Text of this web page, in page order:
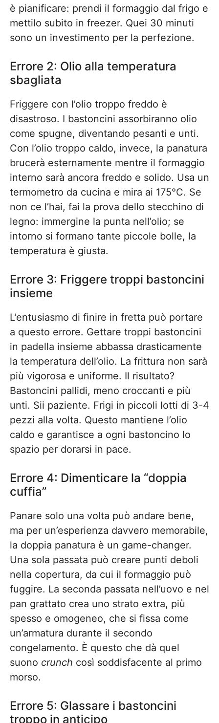
è pianificare: prendi il formaggio dal frigo e
mettilo subito in freezer. Quei 30 minuti
sono un investimento per la perfezione.
Errore 2: Olio alla temperatura
sbagliata
Friggere con l’olio troppo freddo è
disastroso. I bastoncini assorbiranno olio
come spugne, diventando pesanti e unti.
Con l’olio troppo caldo, invece, la panatura
brucerà esternamente mentre il formaggio
interno sarà ancora freddo e solido. Usa un
termometro da cucina e mira ai 175°C. Se
non ce l’hai, fai la prova dello stecchino di
legno: immergine la punta nell’olio; se
intorno si formano tante piccole bolle, la
temperatura è giusta.
Errore 3: Friggere troppi bastoncini
insieme
L’entusiasmo di finire in fretta può portare
a questo errore. Gettare troppi bastoncini
in padella insieme abbassa drasticamente
la temperatura dell’olio. La frittura non sarà
più vigorosa e uniforme. Il risultato?
Bastoncini pallidi, meno croccanti e più
unti. Sii paziente. Frigi in piccoli lotti di 3-4
pezzi alla volta. Questo mantiene l’olio
caldo e garantisce a ogni bastoncino lo
spazio per dorarsi in pace.
Errore 4: Dimenticare la “doppia
cuffia”
Panare solo una volta può andare bene,
ma per un’esperienza davvero memorabile,
la doppia panatura è un game-changer.
Una sola passata può creare punti deboli
nella copertura, da cui il formaggio può
fuggire. La seconda passata nell’uovo e nel
pan grattato crea uno strato extra, più
spesso e omogeneo, che si fissa come
un’armatura durante il secondo
congelamento. È questo che dà quel
suono crunch così soddisfacente al primo
morso.
Errore 5: Glassare i bastoncini
troppo in anticipo